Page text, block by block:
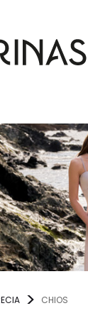
CHIOS